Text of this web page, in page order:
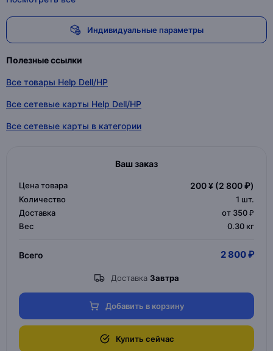
Индивидуальные параметры
Полезные ссылки
Все товары Help Dell/HP
Все сетевые карты Help Dell/HP
Все сетевые карты в категории
Ваш заказ
Цена товара 200 ¥ (2 800 ₽)
Количество 1 шт.
Доставка
от 350 ₽
Вес
0.30 кг
Всего 2 800 ₽
Доставка Завтра
Добавить в корзину
Купить сейчас